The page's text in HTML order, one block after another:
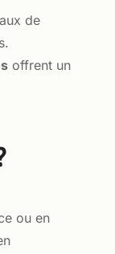
de
offrent un
ou en